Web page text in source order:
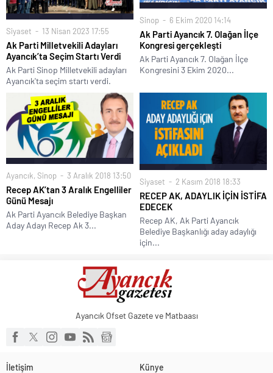
Üsküdar’da Açık Hava Sinema Günleri Nostalji Dolu
Başkan Çerçioğlu’nun Sağlık Yatırımlarından Her Gün
Yüzlerce Vatandaş Faydalanıyor
Sinop’ta Denize Girilecek 3 Mükemmel Yer
Maltese Terrier İlk Kez Köpek Sahiplenecekler İçin Uygun
mu?
Siyaset 13 Nisan 2023 17:55
Ak Parti Milletvekili Adayları
Ayancık’ta Seçim Startı Verdi
Ak Parti Sinop Milletvekili adayları
Ayancık'ta seçim startı verdi.
Sinop 6 Ekim 2020 14:14
Ak Parti Ayancık 7. Olağan İlçe
Kongresi gerçekleşti
Ak Parti Ayancık 7. Olağan İlçe
Kongresini 3 Ekim 2020...
Ayancık, Sinop 3 Aralık 2018 13:50
Recep AK’tan 3 Aralık Engelliler
Günü Mesajı
Ak Parti Ayancık Belediye Başkan
Aday Adayı Recep Ak 3...
Siyaset 2 Kasım 2018 18:33
RECEP AK, ADAYLIK İÇİN İSTİFA
EDECEK
Recep AK, Ak Parti Ayancık
Belediye Başkanlığı aday adaylığı
için...
Ayancık Ofset Gazete ve Matbaası
İletişim Künye